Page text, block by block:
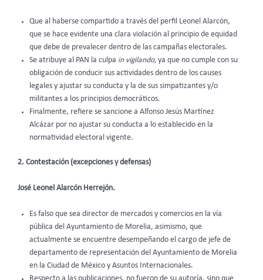
Que al haberse compartido a través del perfil Leonel Alarcón,
que se hace evidente una clara violación al principio de equidad
que debe de prevalecer dentro de las campañas electorales.
Se atribuye al PAN la culpa in vigilando, ya que no cumple con su
obligación de conducir sus actividades dentro de los causes
legales y ajustar su conducta y la de sus simpatizantes y/o
militantes a los principios democráticos.
Finalmente, refiere se sancione a Alfonso Jesús Martínez
Alcázar por no ajustar su conducta a lo establecido en la
normatividad electoral vigente.
2. Contestación (excepciones y defensas)
José Leonel Alarcón Herrejón.
Es falso que sea director de mercados y comercios en la vía
pública del Ayuntamiento de Morelia, asimismo, que
actualmente se encuentre desempeñando el cargo de jefe de
departamento de representación del Ayuntamiento de Morelia
en la Ciudad de México y Asuntos Internacionales.